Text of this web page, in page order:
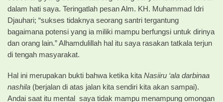
dalam hati saya. Teringatlah pesan Alm. KH. Muhammad Idri
Djauhari; “sukses tidaknya seorang santri tergantung
bagaimana potensi yang ia miliki mampu berfungsi untuk dirinya
dan orang lain.” Alhamdulillah hal itu saya rasakan tatkala terjun
di tengah masyarakat.
Hal ini merupakan bukti bahwa ketika kita Nasiiru ‘ala darbinaa
nashila (berjalan di atas jalan kita sendiri kita akan sampai).
Andai saat itu mental saya tidak mampu menampung omongan